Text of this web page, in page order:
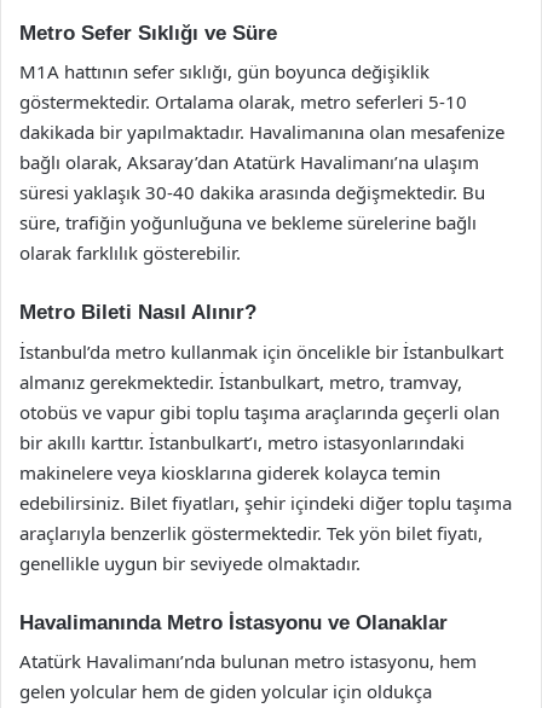
Metro Sefer Sıklığı ve Süre
M1A hattının sefer sıklığı, gün boyunca değişiklik
göstermektedir. Ortalama olarak, metro seferleri 5-10
dakikada bir yapılmaktadır. Havalimanına olan mesafenize
bağlı olarak, Aksaray’dan Atatürk Havalimanı’na ulaşım
süresi yaklaşık 30-40 dakika arasında değişmektedir. Bu
süre, trafiğin yoğunluğuna ve bekleme sürelerine bağlı
olarak farklılık gösterebilir.
Metro Bileti Nasıl Alınır?
İstanbul’da metro kullanmak için öncelikle bir İstanbulkart
almanız gerekmektedir. İstanbulkart, metro, tramvay,
otobüs ve vapur gibi toplu taşıma araçlarında geçerli olan
bir akıllı karttır. İstanbulkart’ı, metro istasyonlarındaki
makinelere veya kiosklarına giderek kolayca temin
edebilirsiniz. Bilet fiyatları, şehir içindeki diğer toplu taşıma
araçlarıyla benzerlik göstermektedir. Tek yön bilet fiyatı,
genellikle uygun bir seviyede olmaktadır.
Havalimanında Metro İstasyonu ve Olanaklar
Atatürk Havalimanı’nda bulunan metro istasyonu, hem
gelen yolcular hem de giden yolcular için oldukça